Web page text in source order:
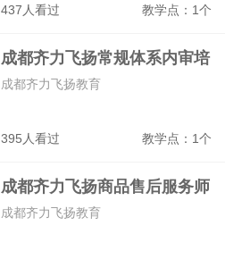
437人看过 教学点：1个
成都齐力飞扬常规体系内审培
训班
395人看过 教学点：1个
成都齐力飞扬教育
成都齐力飞扬商品售后服务师
培训班
成都齐力飞扬教育